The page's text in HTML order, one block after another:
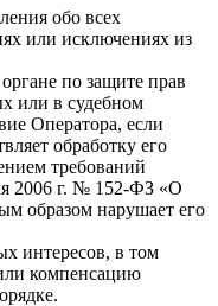
обо всех
или исключениях из
по защите прав
или в судебном
Оператора, если
обработку его
требований
2006 г. № 152-ФЗ «О
образом нарушает его
интересов, в том
компенсацию